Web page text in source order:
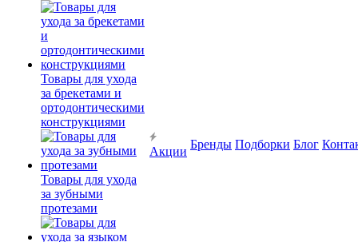
Товары для ухода
за брекетами и
ортодонтическими
конструкциями
Товары для ухода
за зубными
протезами
Акции
Бренды Подборки Блог